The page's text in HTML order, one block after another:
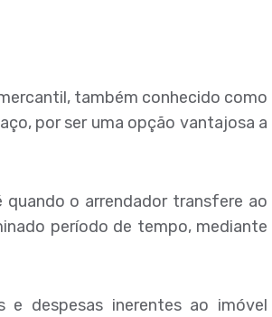
também conhecido como
por ser uma opção vantajosa a
o arrendador transfere ao
período de tempo, mediante
despesas inerentes ao imóvel